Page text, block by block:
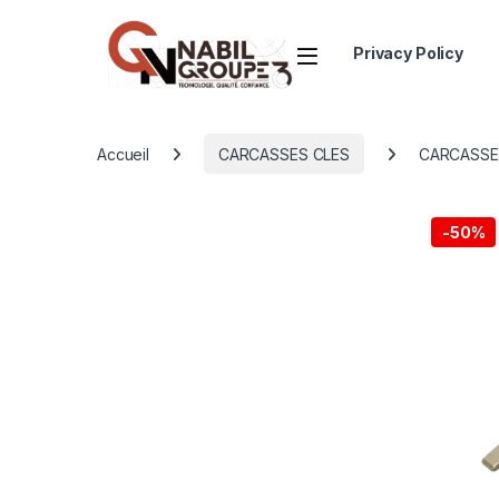
Open Privacy Policy
Accueil CARCASSES CLES
-50%